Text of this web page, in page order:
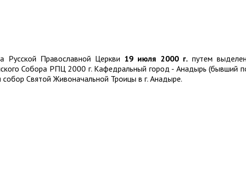
Русской Православной Церкви 19 июля 2000 г. путем
Собора РПЦ 2000 г. Кафедральный город - Анадырь (бывший
Святой Живоначальной Троицы в г. Анадыре.